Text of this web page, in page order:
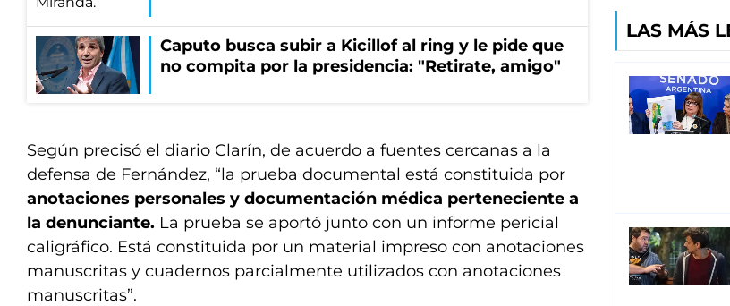
Caputo busca subir a Kicillof al ring y le pide que
no compita por la presidencia: "Retirate, amigo"
Según precisó el diario Clarín, de acuerdo a fuentes cercanas a la
defensa de Fernández, “la prueba documental está constituida por
anotaciones personales y documentación médica perteneciente a
la denunciante. La prueba se aportó junto con un informe pericial
caligráfico. Está constituida por un material impreso con anotaciones
manuscritas y cuadernos parcialmente utilizados con anotaciones
manuscritas”.
LAS MÁS